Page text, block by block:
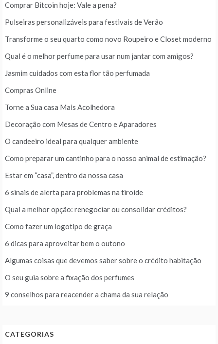
Comprar Bitcoin hoje: Vale a pena?
Pulseiras personalizáveis para festivais de Verão
Transforme o seu quarto como novo Roupeiro e Closet moderno
Qual é o melhor perfume para usar num jantar com amigos?
Jasmim cuidados com esta flor tão perfumada
Compras Online
Torne a Sua casa Mais Acolhedora
Decoração com Mesas de Centro e Aparadores
O candeeiro ideal para qualquer ambiente
Como preparar um cantinho para o nosso animal de estimação?
Estar em “casa”, dentro da nossa casa
6 sinais de alerta para problemas na tiroide
Qual a melhor opção: renegociar ou consolidar créditos?
Como fazer um logotipo de graça
6 dicas para aproveitar bem o outono
Algumas coisas que devemos saber sobre o crédito habitação
O seu guia sobre a fixação dos perfumes
9 conselhos para reacender a chama da sua relação
CATEGORIAS